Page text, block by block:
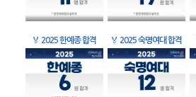
🏅 2025 한예종 합격 🏅 2025 숙명여대 합격